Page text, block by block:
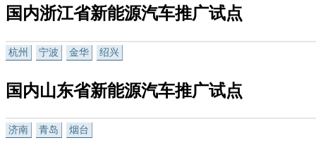
国内浙江省新能源汽车推广试点
杭州 宁波 金华 绍兴
国内山东省新能源汽车推广试点
济南 青岛 烟台